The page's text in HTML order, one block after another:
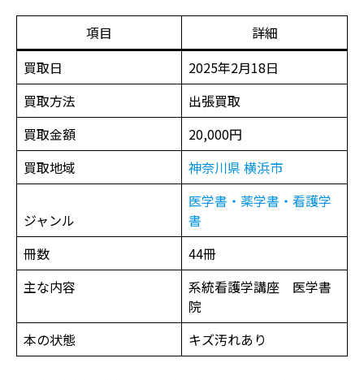
項目
詳細
買取日
2025年2月18日
買取方法
出張買取
買取金額
20,000円
買取地域
神奈川県 横浜市
ジャンル
医学書・薬学書・看護学
書
冊数
44冊
主な内容
系統看護学講座 医学書
院
本の状態
キズ汚れあり